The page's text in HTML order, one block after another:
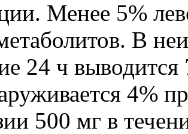
Менее 5%
В
24 ч
4%
500 мг в